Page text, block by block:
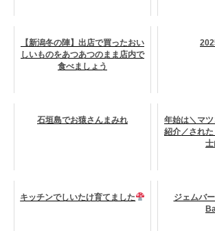
【新潟冬の陣】出店で買ったおい
しいものをあつあつのまま店内で
食べましょう
石垣島でお猿さんまみれ
年始は＼マ
紹介／され
士
キッチンでしいたけ育てました
ジェムバ